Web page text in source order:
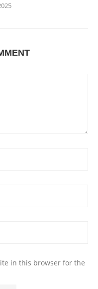
in this browser for the